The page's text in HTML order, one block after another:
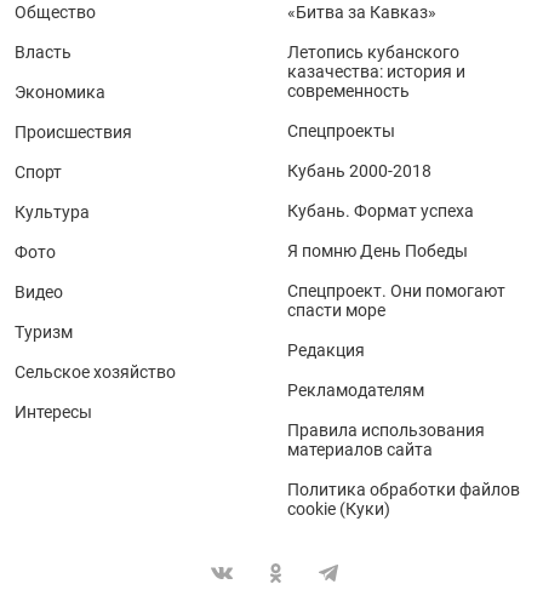
Общество
Власть
Экономика
Происшествия
Спорт
Культура
Фото
Видео
Туризм
Сельское хозяйство
Интересы
«Битва за Кавказ»
Летопись кубанского
казачества: история и
современность
Спецпроекты
Кубань 2000-2018
Кубань. Формат успеха
Я помню День Победы
Спецпроект. Они помогают
спасти море
Редакция
Рекламодателям
Правила использования
материалов сайта
Политика обработки файлов
cookie (Куки)